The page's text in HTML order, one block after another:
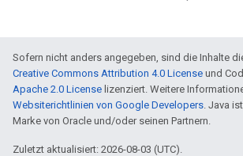
Sofern nicht anders angegeben, sind die Inhalte
Creative Commons Attribution 4.0 License und
Apache 2.0 License lizenziert. Weitere
Websiterichtlinien von Google Developers. Java
Marke von Oracle und/oder seinen Partnern.
Zuletzt aktualisiert: 2026-08-03 (UTC).